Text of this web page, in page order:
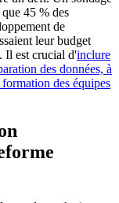
45 % des
de
leur budget
Il est crucial d'inclure
des données, à
des équipes